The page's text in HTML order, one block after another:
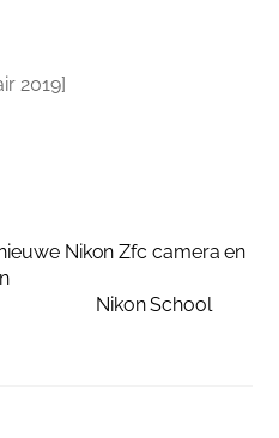
2019]
Nikon Zfc camera en
Nikon School